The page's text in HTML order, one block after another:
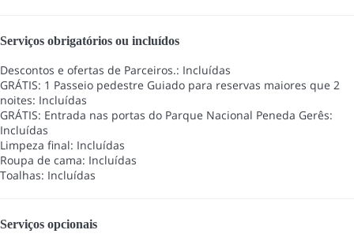
Serviços obrigatórios ou incluídos
Descontos e ofertas de Parceiros.: Incluídas
GRÁTIS: 1 Passeio pedestre Guiado para reservas maiores que 2
noites: Incluídas
GRÁTIS: Entrada nas portas do Parque Nacional Peneda Gerês:
Incluídas
Limpeza final: Incluídas
Roupa de cama: Incluídas
Toalhas: Incluídas
Serviços opcionais